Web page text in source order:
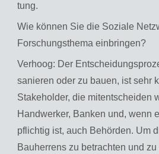
tung.
Wie kön­nen Sie die So­zia­le
For­schungs­the­ma ein­brin­gen?
Ver­hoog: Der
sa­nie­ren oder zu bauen, ist sehr
Sta­ke­hol­der, die mit­ent­schei­den
Hand­wer­ker, Ban­ken und, wenn
pflich­tig ist, auch Be­hör­den. Um
Bau­her­rens zu be­trach­ten und